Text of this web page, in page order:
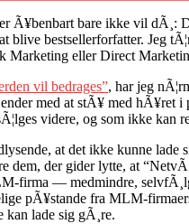
Ã¥benbart bare ikke vil dÃ¸:
blive bestsellerforfatter. Jeg
Marketing eller Direct
vil bedrages”, har jeg
med at stÃ¥ med
videre, og som ikke kan
at det ikke kunne lade
dem, der gider lytte, at
firma — medmindre,
pÃ¥stande fra MLM-
lade sig gÃ¸re.